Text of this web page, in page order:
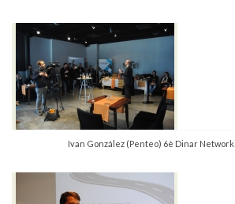
Ivan González (Penteo) 6è Dinar